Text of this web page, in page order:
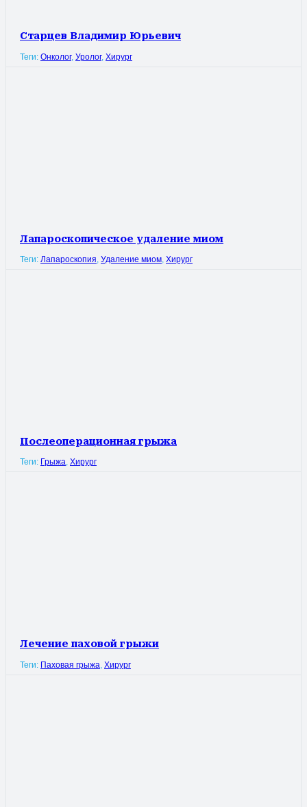
Старцев Владимир Юрьевич
Теги: Онколог, Уролог, Хирург
Лапароскопическое удаление миом
Теги: Лапароскопия, Удаление миом, Хирург
Послеоперационная грыжа
Теги: Грыжа, Хирург
Лечение паховой грыжи
Теги: Паховая грыжа Хирург